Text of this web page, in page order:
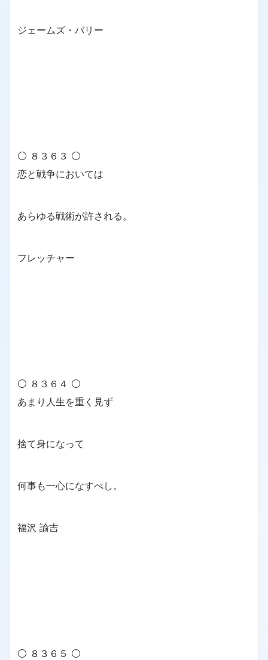
ジェームズ・バリー
⚪ ８３６３ ⚪
恋と戦争においては
あらゆる戦術が許される。
フレッチャー
⚪ ８３６４ ⚪
あまり人生を重く見ず
捨て身になって
何事も一心になすべし。
福沢 諭吉
⚪ ８３６５ ⚪